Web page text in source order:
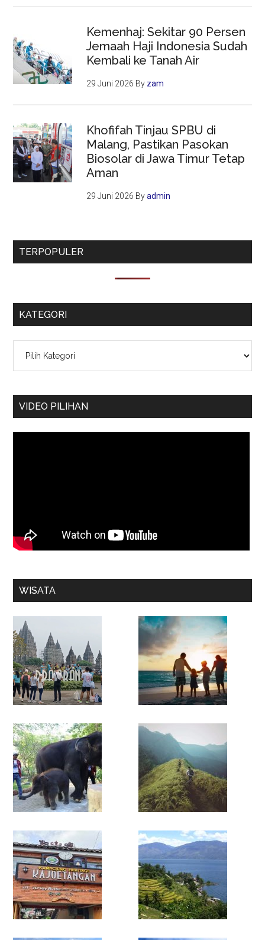
Kemenhaj: Sekitar 90 Persen
Jemaah Haji Indonesia Sudah
Kembali ke Tanah Air
29 Juni 2026 By zam
Khofifah Tinjau SPBU di
Malang, Pastikan Pasokan
Biosolar di Jawa Timur Tetap
Aman
29 Juni 2026 Byadmin
TERPOPULER
KATEGORI
VIDEO PILIHAN
WISATA